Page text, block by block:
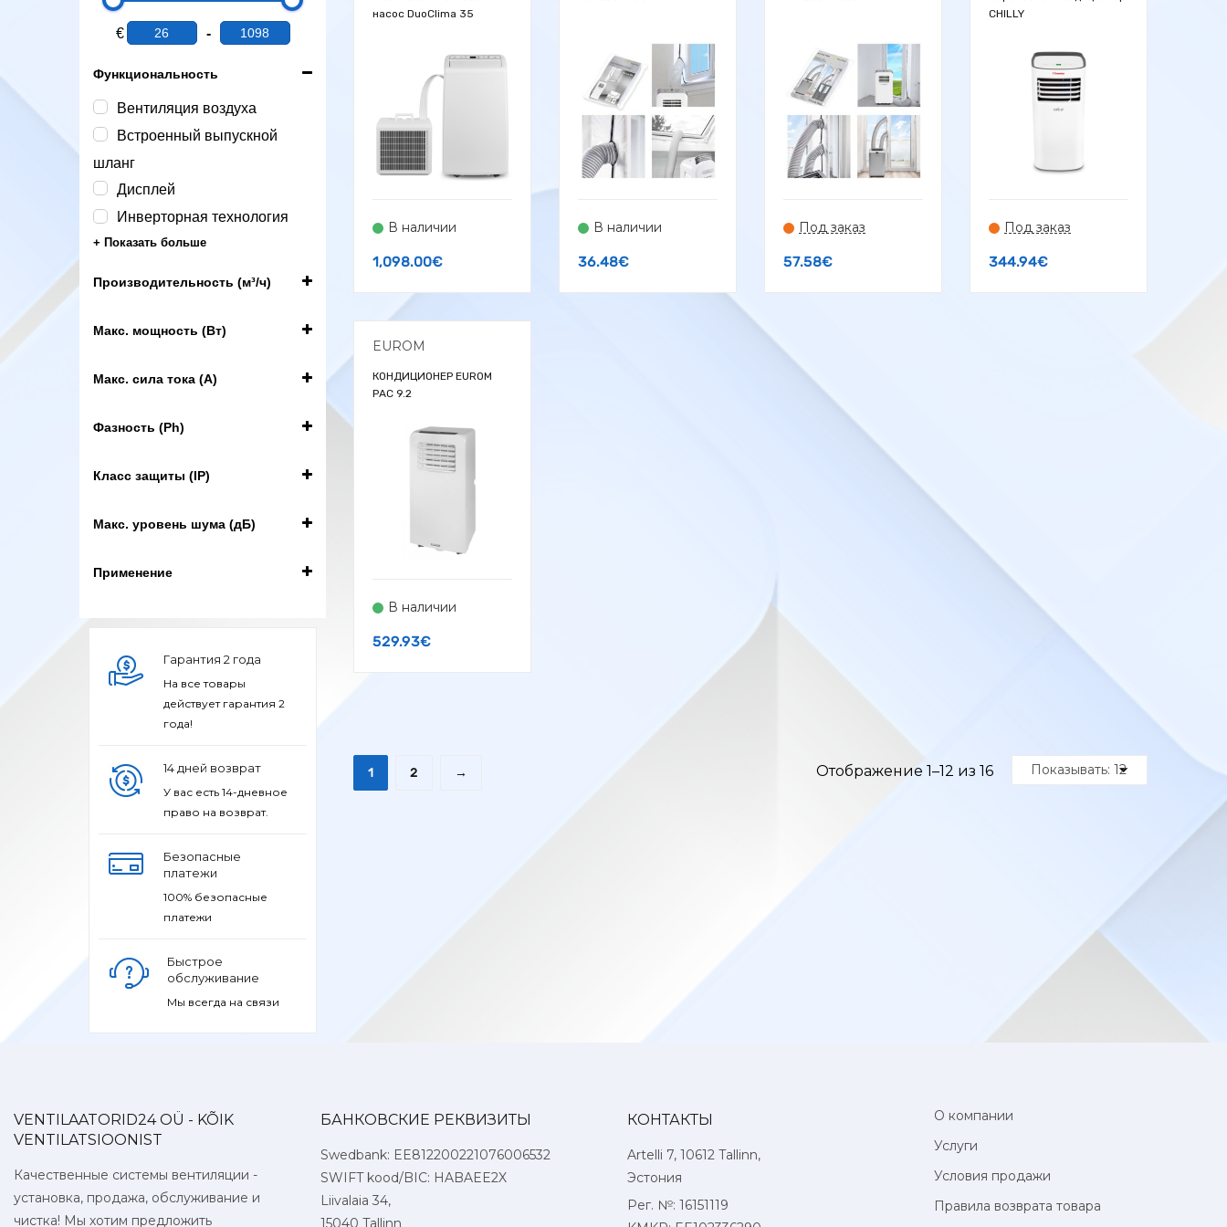
€
Мин. цена
-
Макс. цена
Функциональность
Вентиляция воздуха
Встроенный выпускной
шланг
Дисплей
Инверторная технология
+ Показать больше
Производительность (м³/ч)
Макс. мощность (Вт)
Макс. сила тока (А)
Фазность (Ph)
Класс защиты (IP)
Макс. уровень шума (дБ)
Применение
Магазины/супермаркеты
Мобильный кондиционер
Отвод воздуха
Гарантия 2 года
На все товары
действует гарантия 2
года!
14 дней возврат
У вас есть 14-дневное
право на возврат.
Безопасные
платежи
100% безопасные
платежи
Быстрое
обслуживание
Мы всегда на связи
насос DuoClima 35
В наличии
1,098.00€
В наличии
36.48€
Под заказ
57.58€
CHILLY
Под заказ
344.94€
EUROM
КОНДИЦИОНЕР EUROM
PAC 9.2
В наличии
529.93€
1 2 → Отображение 1–12 из 16
VENTILAATORID24 OÜ - KÕIK
VENTILATSIOONIST
Качественные системы вентиляции -
установка, продажа, обслуживание и
чистка! Мы хотим предложить
БАНКОВСКИЕ РЕКВИЗИТЫ
Swedbank: EE812200221076006532
SWIFT kood/BIC: HABAEE2X
Liivalaia 34,
15040 Tallinn
КОНТАКТЫ
Artelli 7, 10612 Tallinn,
Эстония
Рег. №: 16151119
О компании
Услуги
Условия продажи
Правила возврата товара